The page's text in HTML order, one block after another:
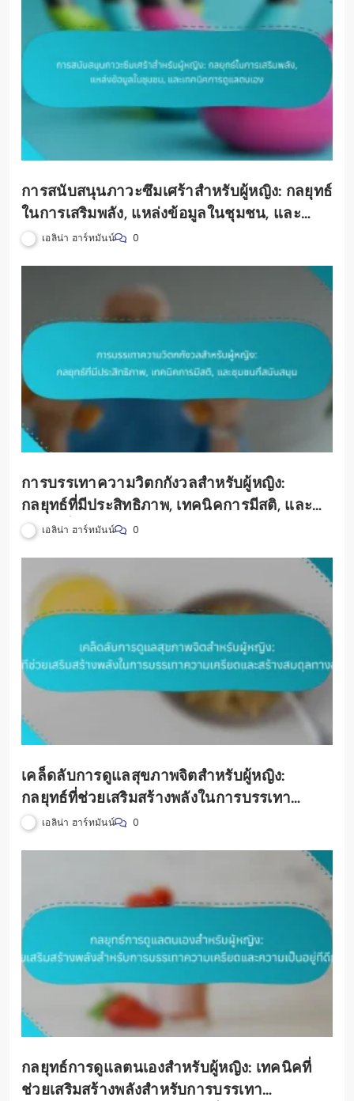
การสนับสนุนภาวะซึมเศร้าสำหรับผู้หญิง: กลยุทธ์
ในการเสริมพลัง, แหล่งข้อมูลในชุมชน, และ
เทคนิคการดูแลตนเอง
เอลิน่า ฮาร์ทมันน์ 0
การบรรเทาความวิตกกังวลสำหรับผู้หญิง:
กลยุทธ์ที่มีประสิทธิภาพ, เทคนิคการมีสติ, และ
ชุมชนที่สนับสนุน
เอลิน่า ฮาร์ทมันน์ 0
เคล็ดลับการดูแลสุขภาพจิตสำหรับผู้หญิง:
กลยุทธ์ที่ช่วยเสริมสร้างพลังในการบรรเทา
ความเครียดและสร้างสมดุลทางอารมณ์
เอลิน่า ฮาร์ทมันน์ 0
กลยุทธ์การดูแลตนเองสำหรับผู้หญิง: เทคนิคที่
ช่วยเสริมสร้างพลังสำหรับการบรรเทา